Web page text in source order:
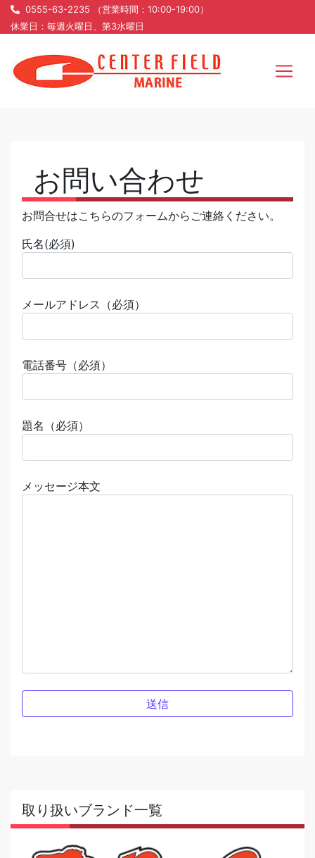
0555-63-2235 （営業時間：10:00-19:00）
休業日：毎週火曜日、第3水曜日
お問い合わせ
お問合せはこちらのフォームからご連絡ください。
氏名(必須)
メールアドレス（必須）
電話番号（必須）
題名（必須）
メッセージ本文
取り扱いブランド一覧